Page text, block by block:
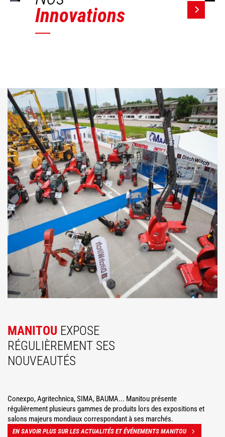
Innovations
MANITOU EXPOSE
RÉGULIÈREMENT SES
NOUVEAUTÉS
Conexpo, Agritechnica, SIMA, BAUMA... Manitou présente
régulièrement plusieurs gammes de produits lors des expositions et
salons majeurs mondiaux correspondant à ses marchés.
EN SAVOIR PLUS SUR LES ACTUALITÉS ET ÉVÉNEMENTS MANITOU